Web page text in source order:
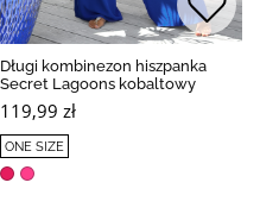
Długi kombinezon hiszpanka
Secret Lagoons kobaltowy
119,99 zł
ONE SIZE